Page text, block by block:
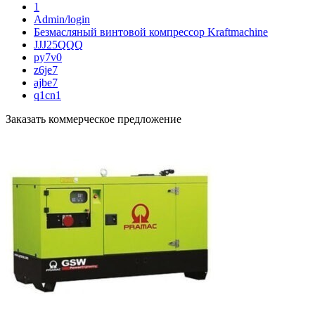
1
Admin/login
Безмасляный винтовой компрессор Kraftmaсhine
JJJ25QQQ
py7v0
z6je7
ajbe7
q1cn1
Заказать коммерческое предложение